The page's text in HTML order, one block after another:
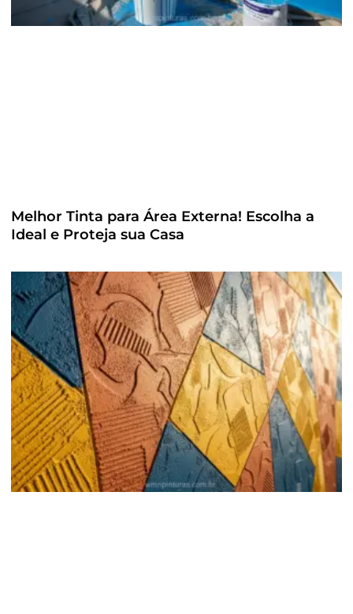
Melhor Tinta para Área Externa! Escolha a
Ideal e Proteja sua Casa